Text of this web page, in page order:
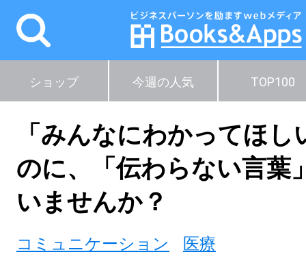
ショップ 今週の人気 TOP100
「みんなにわかってほ
のに、「伝わらない言葉
いませんか？
コミュニケーション
医療